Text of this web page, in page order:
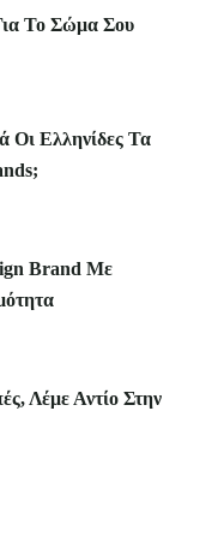
Το Σώμα Σου
Οι Ελληνίδες Τα
Brand Με
Λέμε Αντίο Στην